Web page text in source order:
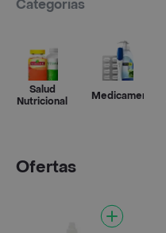
Categorías
Salud
Nutricional
Medicamentos
Ofertas